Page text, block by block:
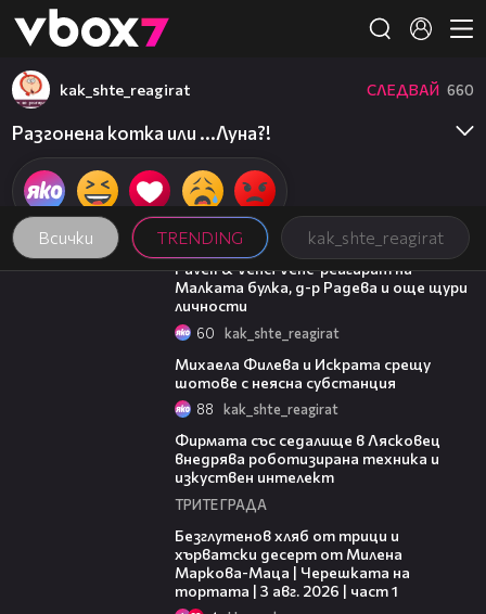
👾
Всички TRENDING kak_shte_reagirat
kak_shte_reagirat СЛЕДВАЙ 660
Разгонена котка или ...Луна?!
03:07
Pavell & Venci Venc' реагират на
Малката булка, д-р Радева и още щури
личности
60 kak_shte_reagirat
Михаела Филева и Искрата срещу
шотове с неясна субстанция
88 kak_shte_reagirat
Фирмата със седалище в Лясковец
внедрява роботизирана техника и
изкуствен интелект
ТРИТЕ ГРАДА
Безглутенов хляб от трици и
хърватски десерт от Милена
Маркова-Маца | Черешката на
тортата | 3 авг. 2026 | част 1